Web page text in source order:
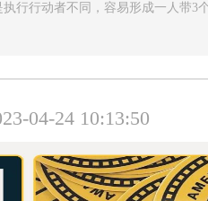
行行动者不同，容易形成一人带3
04-24 10:13:50